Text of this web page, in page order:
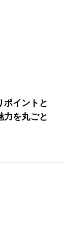
ポイントと
力を丸ごと